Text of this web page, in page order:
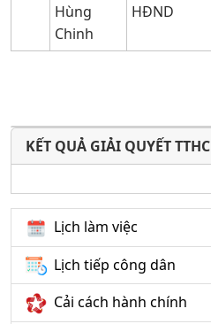
Hùng
Chinh
HĐND
KẾT QUẢ GIẢI QUYẾT TTHC
Lịch làm việc
Lịch tiếp công dân
Cải cách hành chính